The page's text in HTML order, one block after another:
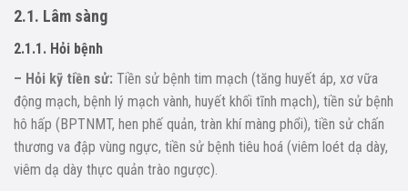
2.1. Lâm sàng
2.1.1. Hỏi bệnh
– Hỏi kỹ tiền sử: Tiền sử bệnh tim mạch (tăng huyết áp, xơ vữa
động mạch, bệnh lý mạch vành, huyết khối tĩnh mạch), tiền sử bệnh
hô hấp (BPTNMT, hen phế quản, tràn khí màng phổi), tiền sử chấn
thương va đập vùng ngực, tiền sử bệnh tiêu hoá (viêm loét dạ dày,
viêm dạ dày thực quản trào ngược).